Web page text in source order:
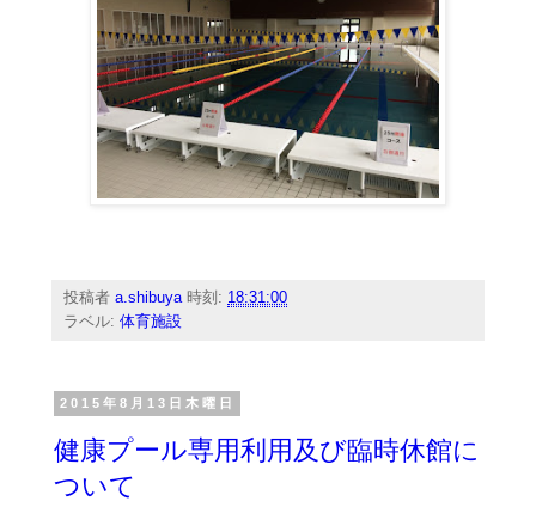
投稿者a.shibuya 時刻: 18:31:00
ラベル:体育施設
2015年8月13日木曜日
健康プール専用利用及び臨時休館に
ついて